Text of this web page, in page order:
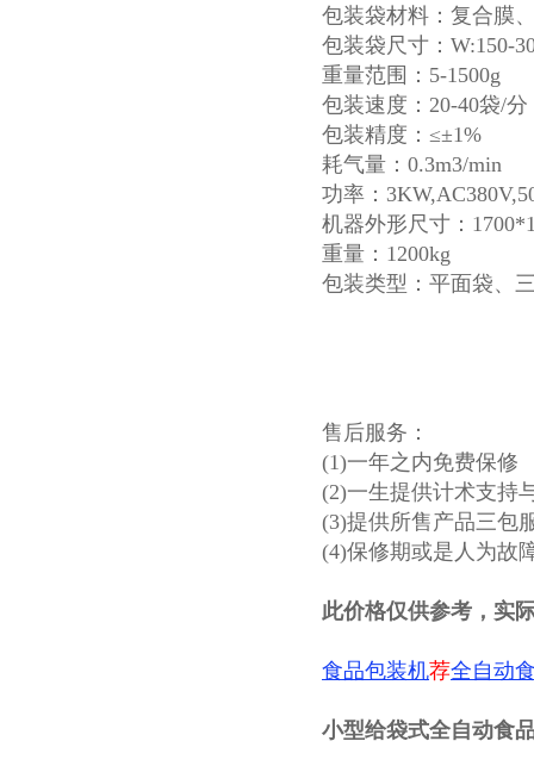
包装袋材料：复合膜
包装袋尺寸：W:150-
重量范围：5-1500g
包装速度：20-40袋/
包装精度：≤±1%
耗气量：0.3m3/min
功率：
机器外形尺寸：
重量：1200kg
包装类型：平面袋、
售后服务：
(1)一年之内免费保修
(2)一生提供计术支持
(3)提供所售产品三包
(4)保修期或是人为故
此价格仅供参考，实
食品包装机荐全自动
小型给袋式全自动食